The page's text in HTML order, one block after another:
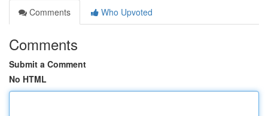
Comments
Who Upvoted
Comments
Submit a Comment
No HTML